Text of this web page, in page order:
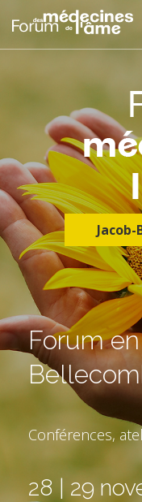
Forum
Conférences,
28 | 29